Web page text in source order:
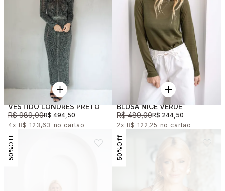
VESTIDO LONDRES PRETO
R$ 989,00R$ 494,50
4x R$ 123,63
BLUSA NICE VERDE
R$ 489,00R$ 244,50
2x R$ 122,25
50% 50%